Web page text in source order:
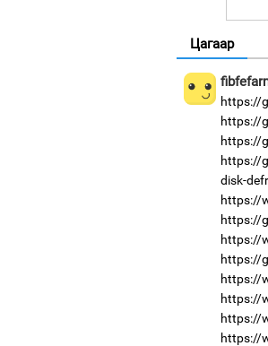
Цагаар
https://
https://
https://
https://
disk-
https://
https://
https://
https://
https://
https://
https://
https://